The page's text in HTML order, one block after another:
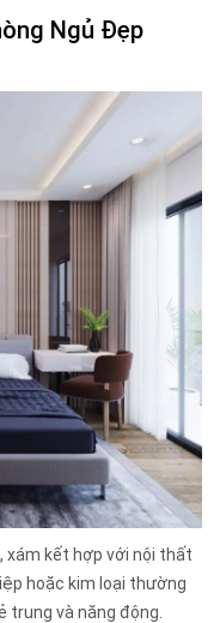
Ngủ Đẹp
xám kết hợp với nội thất
hoặc kim loại thường
trung và năng động.